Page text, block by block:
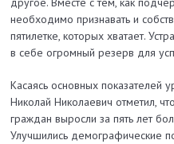
необходимо признавать и
пятилетке, которых хватает.
в себе огромный резерв для
Касаясь основных показателей
Николай Николаевич отметил,
граждан выросли за пять лет
Улучшились демографические